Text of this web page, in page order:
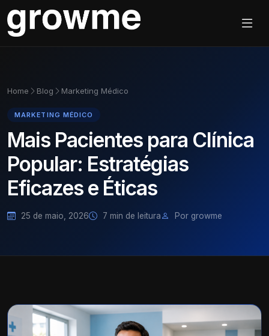
Home Blog Marketing Médico
MARKETING MÉDICO
Mais Pacientes para Clínica
Popular: Estratégias
Eficazes e Éticas
25 de maio, 2026 7 min de leitura Por growme